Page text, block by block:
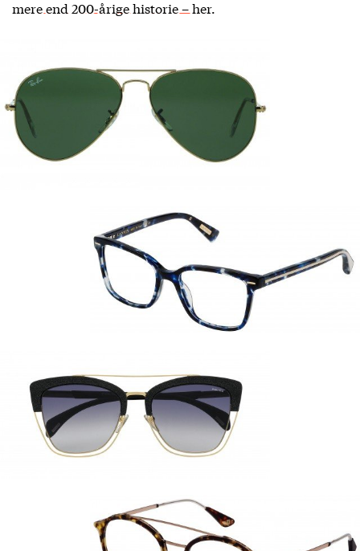
mere end 200-årige historie – her.